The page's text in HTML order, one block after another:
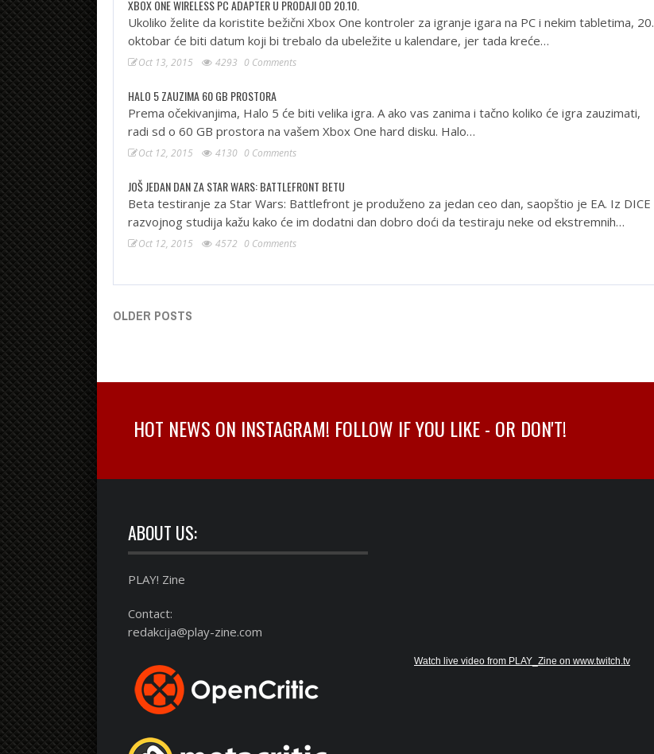
XBOX ONE WIRELESS PC ADAPTER U PRODAJI OD 20.10.
Ukoliko želite da koristite bežični Xbox One kontroler za igranje igara na PC i nekim tabletima, 20.
oktobar će biti datum koji bi trebalo da ubeležite u kalendare, jer tada kreće…
Oct 13, 2015 4293 0 Comments
HALO 5 ZAUZIMA 60 GB PROSTORA
Prema očekivanjima, Halo 5 će biti velika igra. A ako vas zanima i tačno koliko će igra zauzimati,
radi sd o 60 GB prostora na vašem Xbox One hard disku. Halo…
Oct 12, 2015 4130 0 Comments
JOŠ JEDAN DAN ZA STAR WARS: BATTLEFRONT BETU
Beta testiranje za Star Wars: Battlefront je produženo za jedan ceo dan, saopštio je EA. Iz DICE
razvojnog studija kažu kako će im dodatni dan dobro doći da testiraju neke od ekstremnih…
Oct 12, 2015 4572 0 Comments
OLDER POSTS
HOT NEWS ON INSTAGRAM! FOLLOW IF YOU LIKE - OR DON'T!
ABOUT US:
PLAY! Zine
Contact:
redakcija@play-zine.com
Watch live video from PLAY_Zine on www.twitch.tv